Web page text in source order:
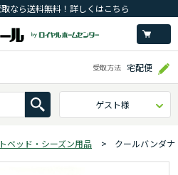
なら送料無料！詳しくはこちら
受取方法 宅配便
ゲスト様
ベッド・シーズン用品 > クールバンダ